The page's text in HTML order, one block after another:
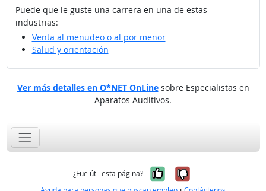
Puede que le guste una carrera en una de estas
industrias:
Venta al menudeo o al por menor
Salud y orientación
Ver más detalles en O*NET OnLinesobre Especialistas en
Aparatos Auditivos.
¿Fue útil esta página? Sí, fue útil
No, no fue